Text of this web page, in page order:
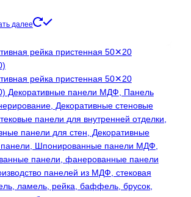
далее
имеет
вариаций.
Опции
можно
выбрать
на
странице
товара.